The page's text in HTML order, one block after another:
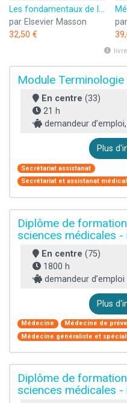
Les fondamentaux de la pathologie cardiovasculaire: Enseignement intégré - Système cardiovasculaire
par Elsevier Masson
32,50 €
Module
En centre (33)
21 h
demandeur
Plus
Secrétariat assistanat
Secrétariat et assistanat
Diplôme de
sciences médicales -
En centre (75)
1800 h
demandeur d’emploi
Plus
Médecine
Médecine de
Médecine généraliste et
Diplôme de
sciences médicales -